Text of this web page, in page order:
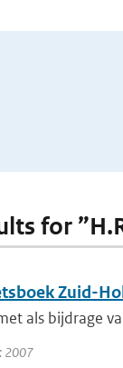
for
Zuid-
als bijdrage
2007